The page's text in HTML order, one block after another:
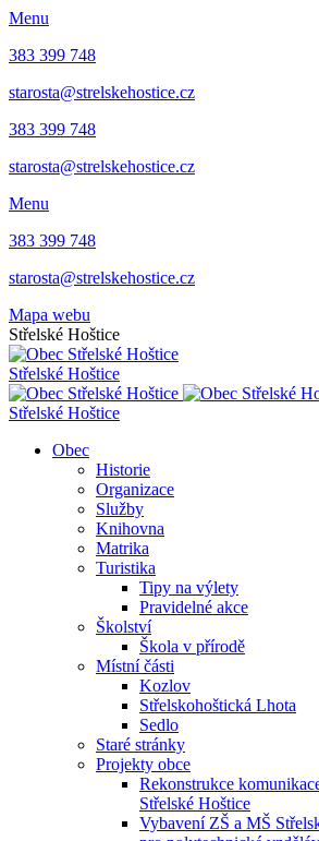
Menu
383 399 748
starosta@strelskehostice.cz
383 399 748
starosta@strelskehostice.cz
Menu
383 399 748
starosta@strelskehostice.cz
Mapa webu
Střelské Hoštice
Střelské Hoštice
Střelské Hoštice
Obec
Historie
Organizace
Služby
Knihovna
Matrika
Turistika
Tipy na výlety
Pravidelné akce
Školství
Škola v přírodě
Místní části
Kozlov
Střelskohoštická Lhota
Sedlo
Staré stránky
Projekty obce
Rekonstrukce
Střelské Hoštice
Vybavení ZŠ a MŠ